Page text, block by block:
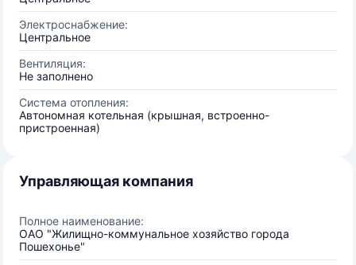
Электроснабжение:
Центральное
Вентиляция:
Не заполнено
Система отопления:
Автономная котельная (крышная, встроенно-
пристроенная)
Управляющая компания
Полное наименование:
ОАО "Жилищно-коммунальное хозяйство города
Пошехонье"